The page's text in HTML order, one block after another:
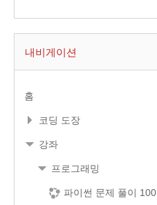
내비게이션
홈
코딩 도장
강좌
프로그래밍
파이썬 문제 풀이 100